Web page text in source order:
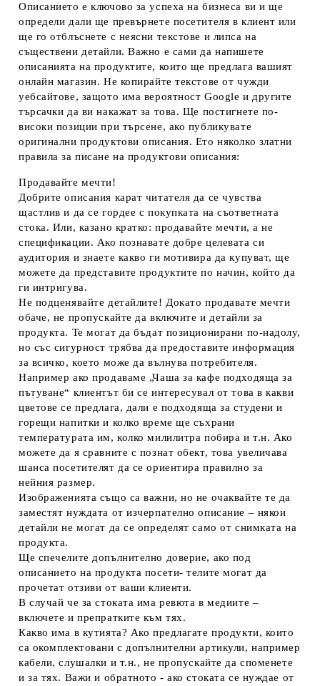
Описанието е ключово за успеха на бизнеса ви и ще
определи дали ще превърнете посетителя в клиент или
ще го отблъснете с неясни текстове и липса на
съществени детайли. Важно е сами да напишете
описанията на продуктите, които ще предлага вашият
онлайн магазин. Не копирайте текстове от чужди
уебсайтове, защото има вероятност Google и другите
търсачки да ви накажат за това. Ще постигнете по-
високи позиции при търсене, ако публикувате
оригинални продуктови описания. Ето няколко златни
правила за писане на продуктови описания:
Продавайте мечти!
Добрите описания карат читателя да се чувства
щастлив и да се гордее с покупката на съответната
стока. Или, казано кратко: продавайте мечти, а не
спецификации. Ако познавате добре целевата си
аудитория и знаете какво ги мотивира да купуват, ще
можете да представите продуктите по начин, който да
ги интригува.
Не подценявайте детайлите! Докато продавате мечти
обаче, не пропускайте да включите и детайли за
продукта. Те могат да бъдат позиционирани по-надолу,
но със сигурност трябва да предоставите информация
за всичко, което може да вълнува потребителя.
Например ако продаваме „Чаша за кафе подходяща за
пътуване“ клиентът би се интересувал от това в какви
цветове се предлага, дали е подходяща за студени и
горещи напитки и колко време ще съхрани
температурата им, колко милилитра побира и т.н. Ако
можете да я сравните с познат обект, това увеличава
шанса посетителят да се ориентира правилно за
нейния размер.
Изображенията също са важни, но не очаквайте те да
заместят нуждата от изчерпателно описание – някои
детайли не могат да се определят само от снимката на
продукта.
Ще спечелите допълнително доверие, ако под
описанието на продукта посети- телите могат да
прочетат отзиви от ваши клиенти.
В случай че за стоката има ревюта в медиите –
включете и препратките към тях.
Какво има в кутията? Ако предлагате продукти, които
са окомплектовани с допълнителни артикули, например
кабели, слушалки и т.н., не пропускайте да споменете
и за тях. Важи и обратното - ако стоката се нуждае от